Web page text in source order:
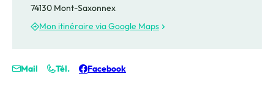
74130 Mont-Saxonnex
Mon itinéraire via Google Maps
Mail Tél. Facebook